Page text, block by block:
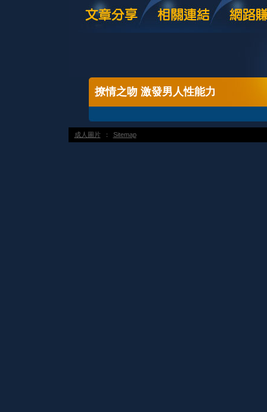
撩情之吻 激發男人性能力
成人圖片 ： Sitemap